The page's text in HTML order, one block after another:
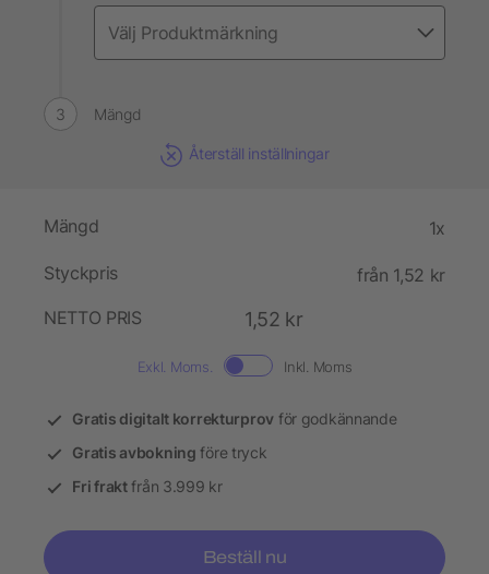
Mängd
Återställ inställningar
Mängd 1x
Styckpris
från 1,52 kr
NETTO PRIS
1,52 kr
Exkl. Moms. Inkl. Moms
Gratis digitalt korrekturprov för godkännande
Gratis avbokning före tryck
Fri fraktfrån 3.999 kr
Beställ nu